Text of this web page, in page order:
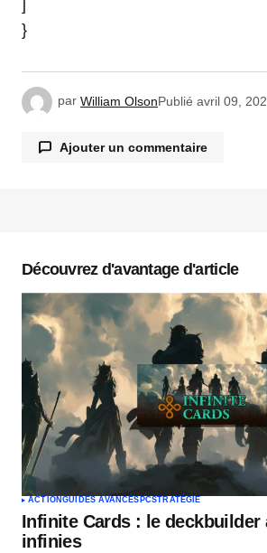
]
}
par William OlsonPublié avril 09,
Ajouter un commentaire
Commentaire*
Votre nom*
Votre e-mail *
Envoyer un commentaire
Découvrez d'avantage d'article
ACTIONGUIDES AVANCÉS PCSTRATÉGIE
Infinite Cards : le deckbuilder
infinies